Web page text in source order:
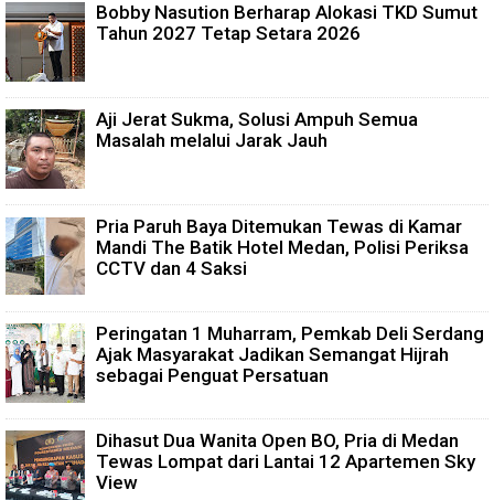
Bobby Nasution Berharap Alokasi TKD Sumut
Tahun 2027 Tetap Setara 2026
Aji Jerat Sukma, Solusi Ampuh Semua
Masalah melalui Jarak Jauh
Pria Paruh Baya Ditemukan Tewas di Kamar
Mandi The Batik Hotel Medan, Polisi Periksa
CCTV dan 4 Saksi
Peringatan 1 Muharram, Pemkab Deli Serdang
Ajak Masyarakat Jadikan Semangat Hijrah
sebagai Penguat Persatuan
Dihasut Dua Wanita Open BO, Pria di Medan
Tewas Lompat dari Lantai 12 Apartemen Sky
View